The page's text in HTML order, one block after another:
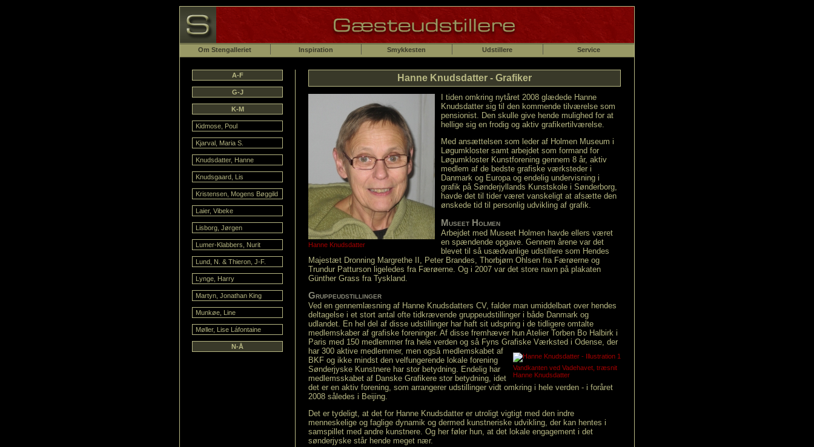
Om Stengalleriet Inspiration Smykkesten Udstillere Service
A-F
G-J
K-M
Kidmose, Poul
Kjarval, Maria S.
Knudsdatter, Hanne
Knudsgaard, Lis
Kristensen, Mogens Bøggild
Laier, Vibeke
Lisborg, Jørgen
Lumer-Klabbers, Nurit
Lund, N. & Thieron, J-F.
Lynge, Harry
Martyn, Jonathan King
Munkøe, Line
Møller, Lise Láfontaine
N-Å
Hanne Knudsdatter - Grafiker
Hanne Knudsdatter
I tiden omkring nytåret 2008 glædede Hanne
Knudsdatter sig til den kommende tilværelse som
pensionist. Den skulle give hende mulighed for at
hellige sig en frodig og aktiv grafikertilværelse.
Med ansættelsen som leder af Holmen Museum i
Løgumkloster samt arbejdet som formand for
Løgumkloster Kunstforening gennem 8 år, aktiv
medlem af de bedste grafiske værksteder i
Danmark og Europa og endelig undervisning i
grafik på Sønderjyllands Kunstskole i Sønderborg,
havde det til tider været vanskeligt at afsætte den
ønskede tid til personlig udvikling af grafik.
Museet Holmen
Arbejdet med Museet Holmen havde ellers været
en spændende opgave. Gennem årene var det
blevet til så usædvanlige udstillere som Hendes
Majestæt Dronning Margrethe II, Peter Brandes, Thorbjørn Ohlsen fra Færøerne og
Trundur Patturson ligeledes fra Færøerne. Og i 2007 var det store navn på plakaten
Günther Grass fra Tyskland.
Gruppeudstillinger
Ved en gennemlæsning af Hanne Knudsdatters CV, falder man umiddelbart over hendes
deltagelse i et stort antal ofte tidkrævende gruppeudstillinger i både Danmark og
udlandet. En hel del af disse udstillinger har haft sit udspring i de tidligere omtalte
medlemskaber af grafiske foreninger. Af disse fremhæver hun Atelier Torben Bo Halbirk i
Paris med 150 medlemmer fra hele verden og så Fyns Grafiske Værksted i Odense, der
har 300 aktive medlemmer, men også
Vandkanten ved Vadehavet, træsnit
Hanne Knudsdatter
medlemskabet af
BKF og ikke mindst den velfungerende lokale forening
Sønderjyske Kunstnere har stor betydning. Endelig har
medlemsskabet af Danske Grafikere stor betydning, idet
det er en aktiv forening, som arrangerer udstillinger vidt omkring i hele verden - i foråret
2008 således i Beijing.
Det er tydeligt, at det for Hanne Knudsdatter er utroligt vigtigt med den indre
menneskelige og faglige dynamik og dermed kunstneriske udvikling, der kan hentes i
samspillet med andre kunstnere. Og her føler hun, at det lokale engagement i det
sønderjyske står hende meget nær.